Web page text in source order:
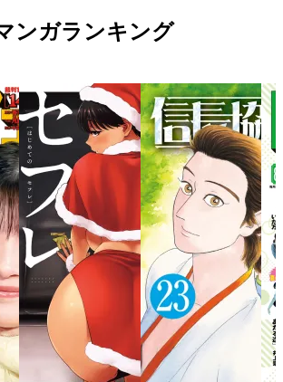
ンガランキング